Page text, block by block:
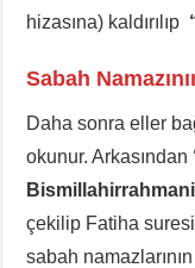
hizasına) kaldırılıp
Sabah
Daha sonra eller
okunur. Arkasından
çekilip Fatiha
sabah